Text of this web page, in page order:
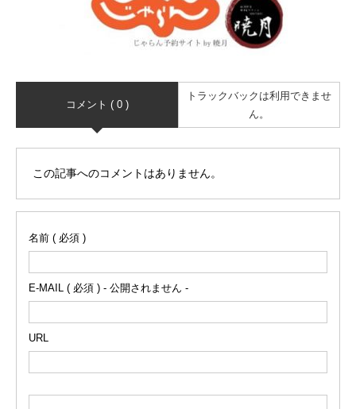
コメント ( 0 )
トラックバックは利用できませ
ん。
この記事へのコメントはありません。
名前 ( 必須 )
E-MAIL ( 必須 ) - 公開されません -
URL